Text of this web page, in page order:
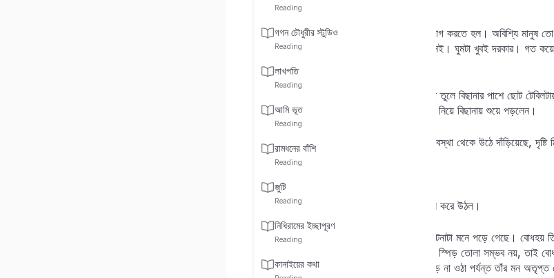
Reading
গগন চৌধুরীর স্টুডিও
Reading
লাখপতি
Reading
আমি ভূত
Reading
রামধনের বাঁশি
Reading
জুটি
Reading
নিধিরামের ইচ্ছাপূরণ
Reading
কানাইয়ের কথা
নাঃ, একা থাকার বাসনা তাঁকে ত্যাগ করতে হল। অবিশ্যি মানুষ
হলে ঘুম না হবার কোনও কারণ নেই। ঘুমটা খুবই দরকার। গত
মিঃ শাসমল টেবিল থেকে ল্যাম্পটা তুলে বিছানার পাশে ছোট
গেলাস জল ঢেলে খেয়ে হাতে বই নিয়ে বিছানায় শুয়ে পড়লেন।
পায়ের দিকে কুকুর। সেটা বসা অবস্থা থেকে উঠে দাঁড়িয়েছে, দৃষ্টি
মিঃ শাসমলের বুকের ভিতরে ধড়াস করে উঠল।
হ্যাঁ, তা এক রকম খুন বইকী। ঘটনাটা মনে পড়ে গেছে। বোধহয়
কিঞ্চিৎ ‘র‍্যাশ’। কলকাতার ভিড়ে স্পিড় তোলা সম্ভব নয়, তাই
যায় উপর দিকে। ৭০ মাইল স্পিড় না ওঠা পর্যন্ত তাঁর মন অতৃপ্ত